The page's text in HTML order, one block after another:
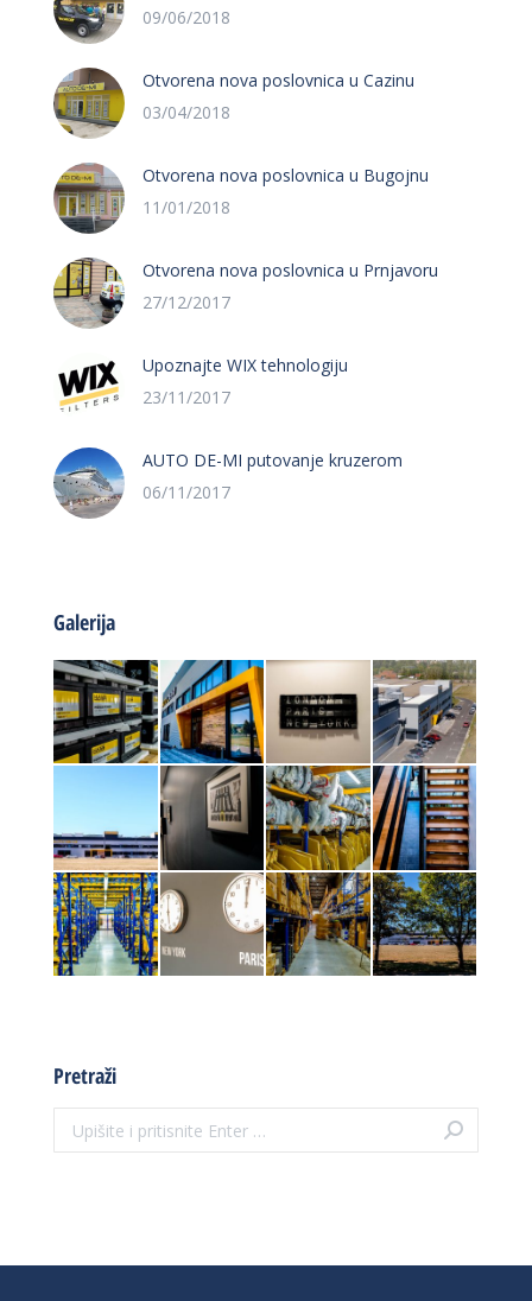
09/06/2018
Otvorena nova poslovnica u Cazinu
03/04/2018
Otvorena nova poslovnica u Bugojnu
11/01/2018
Otvorena nova poslovnica u Prnjavoru
27/12/2017
Upoznajte WIX tehnologiju
23/11/2017
AUTO DE-MI putovanje kruzerom
06/11/2017
Galerija
Pretraži
Search: